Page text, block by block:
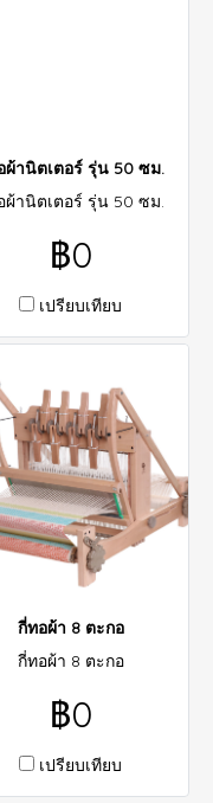
ผ้านิตเตอร์ รุ่น 50 ซม.
ผ้านิตเตอร์ รุ่น 50 ซม.
฿0
เปรียบเทียบ
กี่ทอผ้า 8 ตะกอ
กี่ทอผ้า 8 ตะกอ
฿0
เปรียบเทียบ